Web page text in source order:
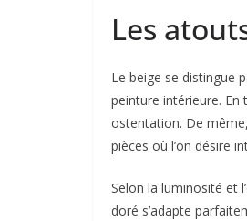
Les
Le beige se distingue
peinture intérieure. En
ostentation. De
pièces où l’on désire
Selon la luminosité et
doré s’adapte